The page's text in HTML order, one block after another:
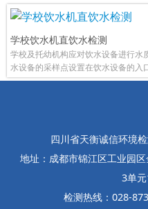
学校饮水机直饮水检测
学校及托幼机构应对饮水设备进行
水设备的采样点设置在饮水设备的入
四川省天衡诚信环境
地址：成都市锦江区工业园
3单
检测热线：028-